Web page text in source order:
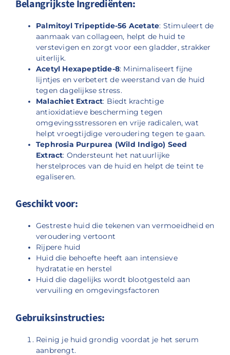
Belangrijkste Ingrediënten:
Palmitoyl Tripeptide-56 Acetate: Stimuleert de
aanmaak van collageen, helpt de huid te
verstevigen en zorgt voor een gladder, strakker
uiterlijk.
Acetyl Hexapeptide-8: Minimaliseert fijne
lijntjes en verbetert de weerstand van de huid
tegen dagelijkse stress.
Malachiet Extract: Biedt krachtige
antioxidatieve bescherming tegen
omgevingsstressoren en vrije radicalen, wat
helpt vroegtijdige veroudering tegen te gaan.
Tephrosia Purpurea (Wild Indigo) Seed
Extract: Ondersteunt het natuurlijke
herstelproces van de huid en helpt de teint te
egaliseren.
Geschikt voor:
Gestreste huid die tekenen van vermoeidheid en
veroudering vertoont
Rijpere huid
Huid die behoefte heeft aan intensieve
hydratatie en herstel
Huid die dagelijks wordt blootgesteld aan
vervuiling en omgevingsfactoren
Gebruiksinstructies:
Reinig je huid grondig voordat je het serum
aanbrengt.